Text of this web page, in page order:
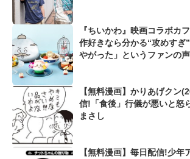
『ちいかわ』映画コラボカ
作好きなら分かる“攻めすぎ
やがった」というファンの
【無料漫画】かりあげクン
信!「食後」行儀が悪いと怒
まさし
【無料漫画】毎日配信!少年